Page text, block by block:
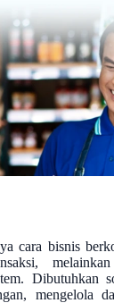
cara bisnis
Dibutuhkan
mengelola